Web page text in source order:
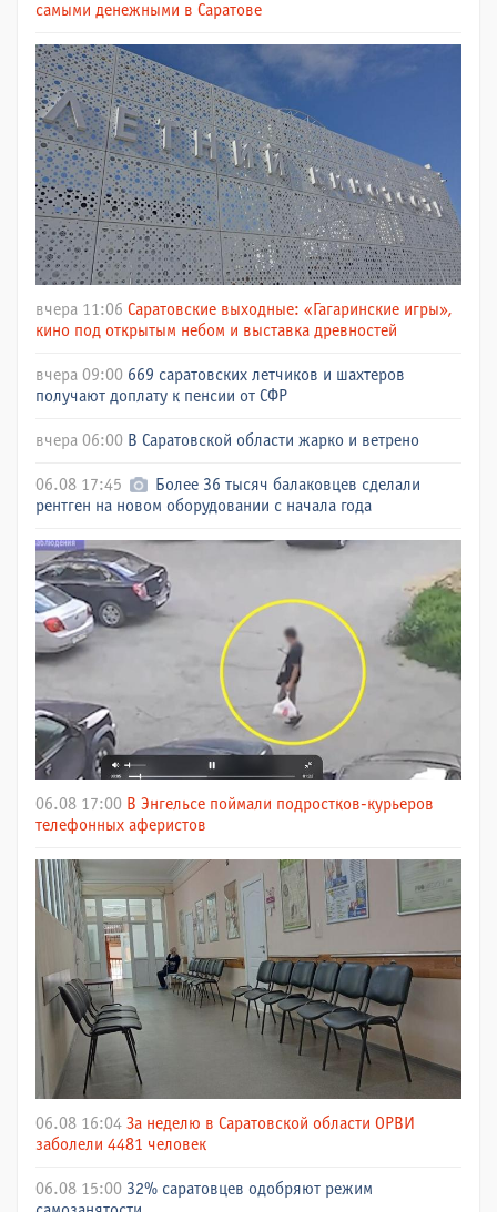
самыми денежными в Саратове
вчера 11:06 Саратовские выходные: «Гагаринские игры»,
кино под открытым небом и выставка древностей
вчера 09:00 669 саратовских летчиков и шахтеров
получают доплату к пенсии от СФР
вчера 06:00 В Саратовской области жарко и ветрено
06.08 17:45
Более 36 тысяч балаковцев сделали
рентген на новом оборудовании с начала года
06.08 17:00 В Энгельсе поймали подростков-курьеров
телефонных аферистов
06.08 16:04 За неделю в Саратовской области ОРВИ
заболели 4481 человек
06.08 15:00 32% саратовцев одобряют режим